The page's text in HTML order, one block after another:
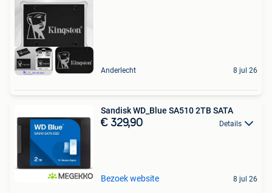
Anderlecht 8 jul 26
Sandisk WD_Blue SA510 2TB SATA
€ 329,90 Details
Bezoek website 8 jul 26